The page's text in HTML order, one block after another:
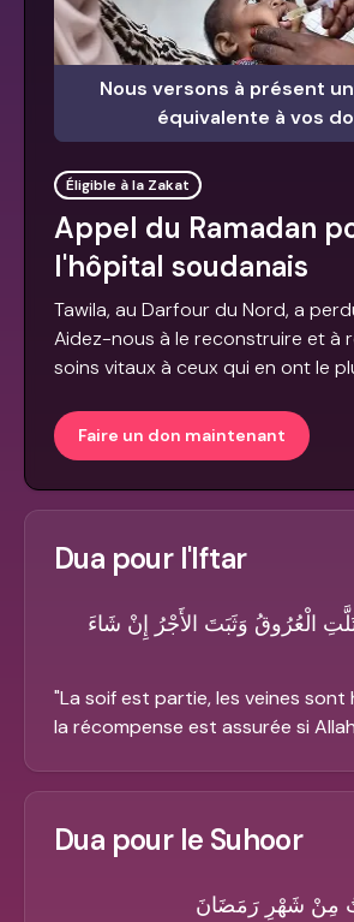
Nous versons à présent
équivalente à vos
Éligible à la Zakat
Appel du Ramadan
l'hôpital soudanais
Tawila, au Darfour du Nord, a
Aidez-nous à le reconstruire et à
soins vitaux à ceux qui en ont le
Faire un don maintenant
Dua pour l'Iftar
الْعُرُوقُ وَثَبَتَ الأَجْرُ إِنْ شَاءَ
"La soif est partie, les veines sont
la récompense est assurée si
Dua pour le Suhoor
مِنْ شَهْرِ رَمَضَانَ